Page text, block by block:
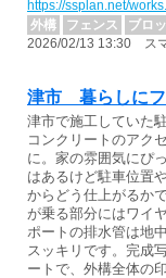
https://ssplan.net/
外構
フェンス ブロ
2026/02/13 13:30 ス
津市 暮らしにフ
津市で施工していた
コンクリートのアク
に。家の雰囲気にぴ
はあるけど駐車位置
からどう仕上がるか
が乗る部分にはワイ
ポートの排水管は地
スッキリです。完成
ートで、外構全体の